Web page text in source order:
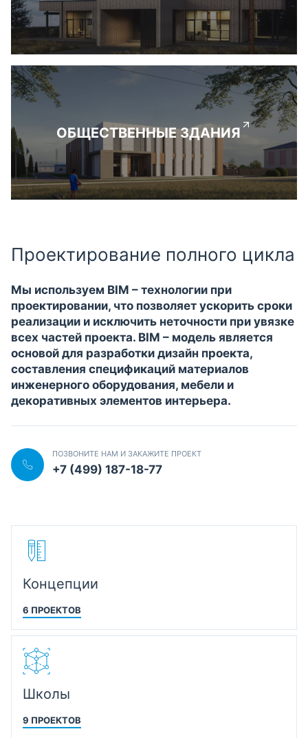
ОБЩЕСТВЕННЫЕ ЗДАНИЯ
Проектирование полного цикла
Мы используем BIM – технологии при
проектировании, что позволяет ускорить сроки
реализации и исключить неточности при увязке
всех частей проекта. BIM – модель является
основой для разработки дизайн проекта,
составления спецификаций материалов
инженерного оборудования, мебели и
декоративных элементов интерьера.
ПОЗВОНИТЕ НАМ И ЗАКАЖИТЕ ПРОЕКТ
+7 (499) 187-18-77
Концепции
6 ПРОЕКТОВ
Школы
9 ПРОЕКТОВ